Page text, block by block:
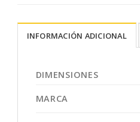
INFORMACIÓN ADICIONAL
DIMENSIONES
MARCA